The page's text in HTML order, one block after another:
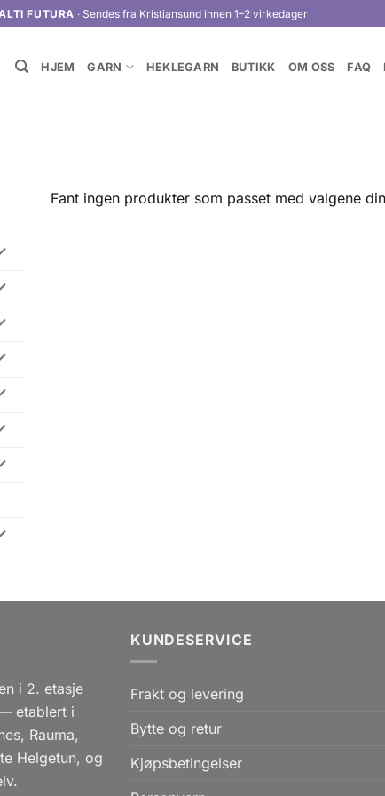
FUTURA · Sendes fra Kristiansund innen 1–2 virkedager
HJEM GARN HEKLEGARN BUTIKK OM OSS FAQ
Fant ingen produkter som passet med valgene
i 2. etasje
etablert i
Rauma,
Helgetun, og
KUNDESERVICE
Frakt og levering
Bytte og retur
Kjøpsbetingelser